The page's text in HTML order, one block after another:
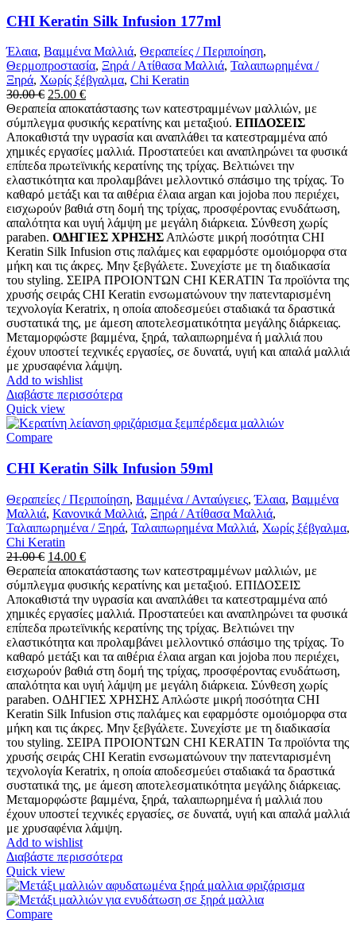
CHI Keratin Silk Infusion 177ml
Έλαια, Βαμμένα Μαλλιά, Θεραπείες / Περιποίηση,
Θερμοπροστασία, Ξηρά / Ατίθασα Μαλλιά, Ταλαιπωρημένα /
Ξηρά, Χωρίς ξέβγαλμα, Chi Keratin
30.00€ Original
price
was:
30.00 €.
25.00 €Η
τρέχουσα
τιμή
είναι:
25.00 €.
Θεραπεία αποκατάστασης των κατεστραμμένων μαλλιών, με
σύμπλεγμα φυσικής κερατίνης και μεταξιού. ΕΠΙΔΟΣΕΙΣ
Αποκαθιστά την υγρασία και αναπλάθει τα κατεστραμμένα από
χημικές εργασίες μαλλιά. Προστατεύει και αναπληρώνει τα φυσικά
επίπεδα πρωτεϊνικής κερατίνης της τρίχας. Βελτιώνει την
ελαστικότητα και προλαμβάνει μελλοντικό σπάσιμο της τρίχας. Το
καθαρό μετάξι και τα αιθέρια έλαια argan και jojoba που περιέχει,
εισχωρούν βαθιά στη δομή της τρίχας, προσφέροντας ενυδάτωση,
απαλότητα και υγιή λάμψη με μεγάλη διάρκεια. Σύνθεση χωρίς
paraben. ΟΔΗΓΙΕΣ ΧΡΗΣΗΣ Απλώστε μικρή ποσότητα CHI
Keratin Silk Infusion στις παλάμες και εφαρμόστε ομοιόμορφα στα
μήκη και τις άκρες. Μην ξεβγάλετε. Συνεχίστε με τη διαδικασία
του styling. ΣΕΙΡΑ ΠΡΟΙΟΝΤΩΝ CHI KERATIN Τα προϊόντα της
χρυσής σειράς CHI Keratin ενσωματώνουν την πατενταρισμένη
τεχνολογία Keratrix, η οποία αποδεσμεύει σταδιακά τα δραστικά
συστατικά της, με άμεση αποτελεσματικότητα μεγάλης διάρκειας.
Μεταμορφώστε βαμμένα, ξηρά, ταλαιπωρημένα ή μαλλιά που
έχουν υποστεί τεχνικές εργασίες, σε δυνατά, υγιή και απαλά μαλλιά
με χρυσαφένια λάμψη.
Add to wishlist
Διαβάστε περισσότερα
Quick view
Compare
CHI Keratin Silk Infusion 59ml
Θεραπείες / Περιποίηση, Βαμμένα / Ανταύγειες,Έλαια, Βαμμένα
Μαλλιά, Κανονικά Μαλλιά, Ξηρά / Ατίθασα Μαλλιά,
Ταλαιπωρημένα / Ξηρά, Ταλαιπωρημένα Μαλλιά, Χωρίς ξέβγαλμα,
Chi Keratin
21.00€ Original
price
was:
21.00 €.
14.00 €Η
τρέχουσα
τιμή
είναι:
14.00 €.
Θεραπεία αποκατάστασης των κατεστραμμένων μαλλιών, με
σύμπλεγμα φυσικής κερατίνης και μεταξιού. ΕΠΙΔΟΣΕΙΣ
Αποκαθιστά την υγρασία και αναπλάθει τα κατεστραμμένα από
χημικές εργασίες μαλλιά. Προστατεύει και αναπληρώνει τα φυσικά
επίπεδα πρωτεϊνικής κερατίνης της τρίχας. Βελτιώνει την
ελαστικότητα και προλαμβάνει μελλοντικό σπάσιμο της τρίχας. Το
καθαρό μετάξι και τα αιθέρια έλαια argan και jojoba που περιέχει,
εισχωρούν βαθιά στη δομή της τρίχας, προσφέροντας ενυδάτωση,
απαλότητα και υγιή λάμψη με μεγάλη διάρκεια. Σύνθεση χωρίς
paraben. ΟΔΗΓΙΕΣ ΧΡΗΣΗΣ Απλώστε μικρή ποσότητα CHI
Keratin Silk Infusion στις παλάμες και εφαρμόστε ομοιόμορφα στα
μήκη και τις άκρες. Μην ξεβγάλετε. Συνεχίστε με τη διαδικασία
του styling. ΣΕΙΡΑ ΠΡΟΙΟΝΤΩΝ CHI KERATIN Τα προϊόντα της
χρυσής σειράς CHI Keratin ενσωματώνουν την πατενταρισμένη
τεχνολογία Keratrix, η οποία αποδεσμεύει σταδιακά τα δραστικά
συστατικά της, με άμεση αποτελεσματικότητα μεγάλης διάρκειας.
Μεταμορφώστε βαμμένα, ξηρά, ταλαιπωρημένα ή μαλλιά που
έχουν υποστεί τεχνικές εργασίες, σε δυνατά, υγιή και απαλά μαλλιά
με χρυσαφένια λάμψη.
Add to wishlist
Διαβάστε περισσότερα
Quick view
Compare